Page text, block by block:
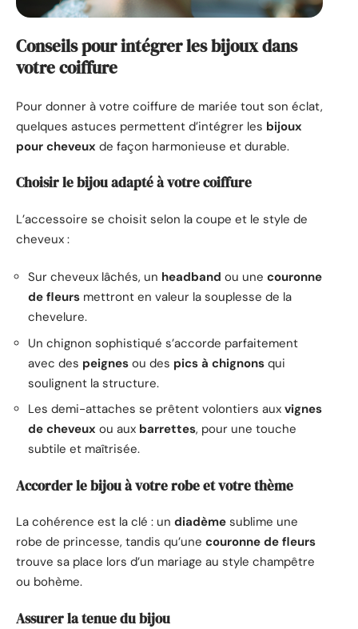
Conseils pour intégrer les bijoux dans
votre coiffure
Pour donner à votre coiffure de mariée tout son éclat,
quelques astuces permettent d’intégrer les bijoux
pour cheveux de façon harmonieuse et durable.
Choisir le bijou adapté à votre coiffure
L’accessoire se choisit selon la coupe et le style de
cheveux :
Sur cheveux lâchés, un headband ou une couronne
de fleurs mettront en valeur la souplesse de la
chevelure.
Un chignon sophistiqué s’accorde parfaitement
avec des peignes ou des pics à chignons qui
soulignent la structure.
Les demi-attaches se prêtent volontiers aux vignes
de cheveux ou aux barrettes, pour une touche
subtile et maîtrisée.
Accorder le bijou à votre robe et votre thème
La cohérence est la clé : un diadème sublime une
robe de princesse, tandis qu’une couronne de fleurs
trouve sa place lors d’un mariage au style champêtre
ou bohème.
Assurer la tenue du bijou